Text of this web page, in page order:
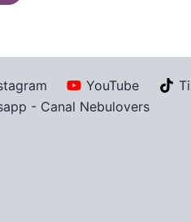
YouTube
- Canal Nebulovers